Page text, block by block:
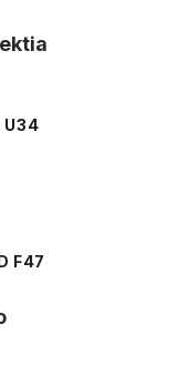
U34
F47